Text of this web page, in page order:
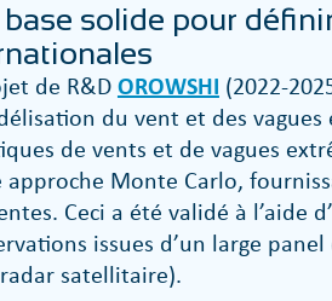
base solide pour
de R&DOROWSHI (2022-
du vent et des
de vents et de vagues
approche Monte Carlo,
Ceci a été validé à l’aide
issues d’un large
satellitaire).